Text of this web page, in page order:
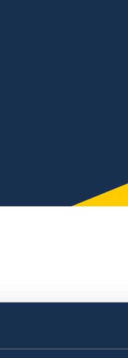
aktiva i landet och det
civila mål.